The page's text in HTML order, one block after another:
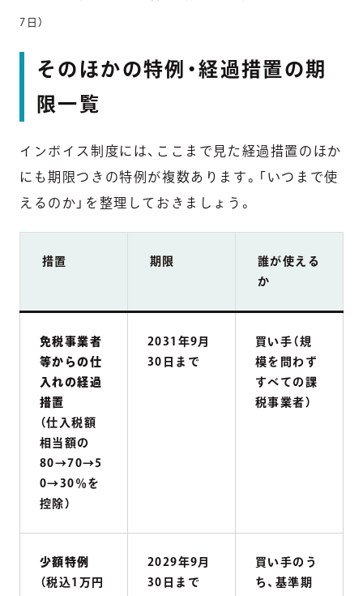
7日）
そのほかの特例・経過措置の期
限一覧
インボイス制度には、ここまで見た経過措置のほか
にも期限つきの特例が複数あります。「いつまで使
えるのか」を整理しておきましょう。
措置 期限
誰が使える
か
免税事業者
等からの仕
入れの経過
措置
（仕入税額
相当額の
80→70→5
0→30％を
控除）
2031年9月
30日まで
買い手（規
模を問わず
すべての課
税事業者）
少額特例
（税込1万円
2029年9月
30日まで
買い手のう
ち、基準期